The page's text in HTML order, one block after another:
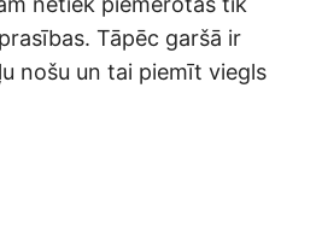
Tāpēc garšā ir
nošu un tai piemīt viegls